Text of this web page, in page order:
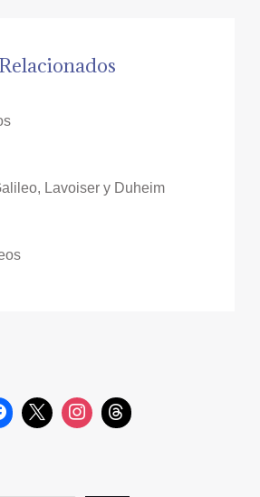
Lavoiser y Duheim